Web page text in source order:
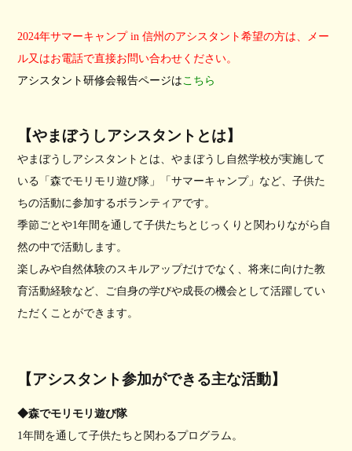
2024年サマーキャンプ in 信州のアシスタント希望の方は、メー
ル又はお電話で直接お問い合わせください。
アシスタント研修会報告ページはこちら
【やまぼうしアシスタントとは】
やまぼうしアシスタントとは、やまぼうし自然学校が実施して
いる「森でモリモリ遊び隊」「サマーキャンプ」など、子供た
ちの活動に参加するボランティアです。
季節ごとや1年間を通して子供たちとじっくりと関わりながら自
然の中で活動します。
楽しみや自然体験のスキルアップだけでなく、将来に向けた教
育活動経験など、ご自身の学びや成長の機会として活躍してい
ただくことができます。
【アシスタント参加ができる主な活動】
◆森でモリモリ遊び隊
1年間を通して子供たちと関わるプログラム。